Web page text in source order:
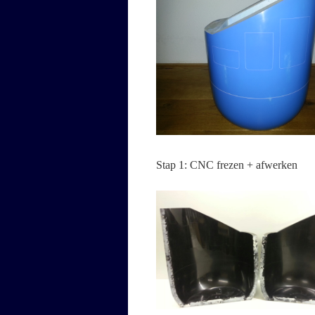
Stap 1: CNC frezen + afwerken